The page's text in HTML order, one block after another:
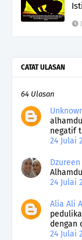
CATAT ULASAN
64 Ulasan
negatif
24 Julai
24 Julai
Alia Ali
dengan
24 Julai